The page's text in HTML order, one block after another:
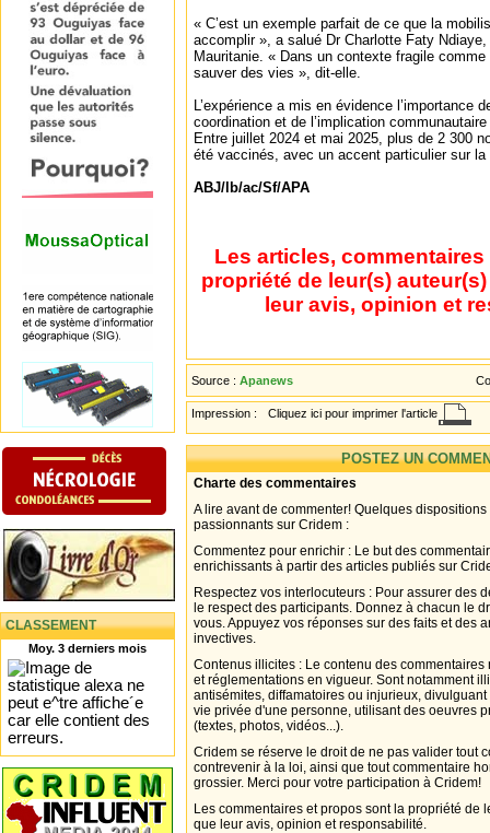
CLASSEMENT
Moy. 3 derniers mois
« C’est un exemple parfait de ce que la
accomplir », a salué Dr Charlotte Faty Ndiaye,
Mauritanie. « Dans un contexte fragile
sauver des vies », dit-elle.
L’expérience a mis en évidence l’importance
coordination et de l’implication
Entre juillet 2024 et mai 2025, plus de 2 300
été vaccinés, avec un accent particulier sur
ABJ/lb/ac/Sf/APA
Les articles,
propriété de leur(s)
leur avis, opinion et
Source : Apanews
Impression : Cliquez ici pour imprimer l'article
POSTEZ UN
Charte des commentaires
A lire avant de commenter! Quelques
passionnants sur Cridem :
Commentez pour enrichir : Le but des
enrichissants à partir des articles publiés sur
Respectez vos interlocuteurs : Pour assurer des
le respect des participants. Donnez à chacun le
vous. Appuyez vos réponses sur des faits et des
invectives.
Contenus illicites : Le contenu des
et réglementations en vigueur. Sont notamment
antisémites, diffamatoires ou injurieux,
vie privée d'une personne, utilisant des oeuvres
(textes, photos, vidéos...).
Cridem se réserve le droit de ne pas valider tout
contrevenir à la loi, ainsi que tout commentaire
grossier. Merci pour votre participation à Cridem!
Les commentaires et propos sont la propriété de
que leur avis, opinion et responsabilité.